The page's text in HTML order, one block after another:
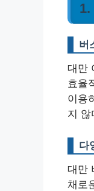
1.
버
대만
효율
이용
지 않
다
대만
채로